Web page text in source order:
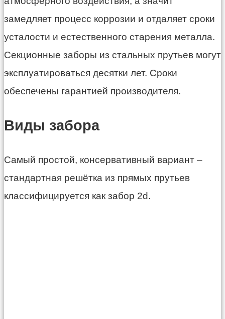
замедляет процесс коррозии и отдаляет сроки
усталости и естественного старения металла.
Секционные заборы из стальных прутьев могут
эксплуатироваться десятки лет. Сроки
обеспечены гарантией производителя.
Виды забора
Самый простой, консервативный вариант –
стандартная решётка из прямых прутьев
классифицируется как забор 2d.